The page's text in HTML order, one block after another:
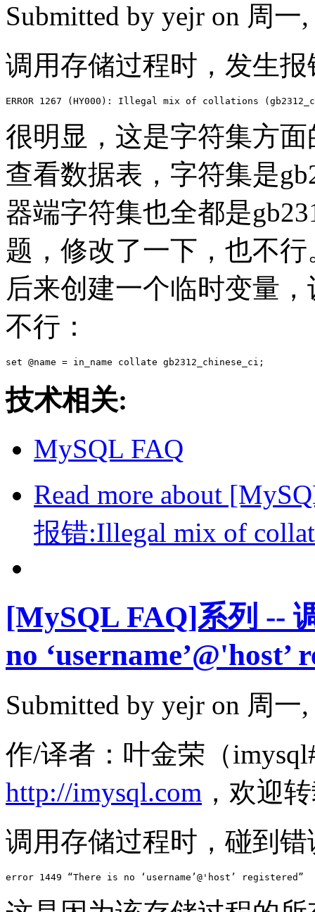
Submitted by yejr on 周一,
调用存储过程时，发生
很明显，这是字符集方
查看数据表，字符集是
器端字符集也全都是
题，修改了一下，也不行
后来创建一个临时变量
不行：
技术相关:
MySQL FAQ
Read more about
报错:Illegal mix of
[MySQL FAQ]系列 --
no ‘username’@'host’
Submitted by yejr on 周一,
作/译者：叶金荣（
http://imysql.com ，欢迎
调用存储过程时，碰到